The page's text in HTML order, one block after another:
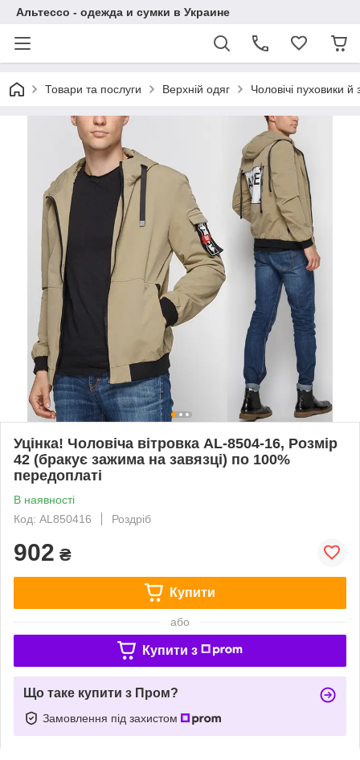
Альтессо - одежда и сумки в Украине
Товари та послуги Верхній одяг Чоловічі пуховики й
Уцінка! Чоловіча вітровка AL-8504-16, Розмір
42 (бракує зажима на завязці) по 100%
передоплаті
В наявності
Код: AL850416
Роздріб
902 ₴
Купити
або
Купити з
Що таке купити з Пром?
Замовлення під захистом